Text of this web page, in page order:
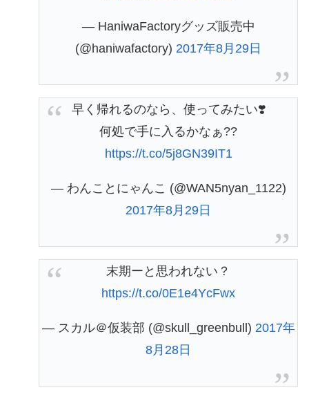
— HaniwaFactoryグッズ販売中
(@haniwafactory) 2017年8月29日
早く帰れるのなら、使ってみたい❣️
何処で手に入るかなぁ??
https://t.co/5j8GN39IT1
— わんことにゃんこ (@WAN5nyan_1122)
2017年8月29日
末期ーと思われない？
https://t.co/0E1e4YcFwx
— スカル＠仮装部 (@skull_greenbull) 2017年
8月28日